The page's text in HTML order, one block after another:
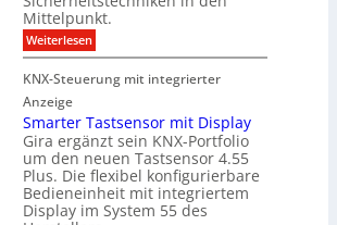
i
M
D
T
c
h
n
o
l
e
s
t
e
k
e
n
n
u
e
r
ö
f
n
e
t
n
e
u
Mittelpunkt.
Weiterlesen:
S
c
e
r
h
e
i
t
s
e
KNX-Steuerung mit integrierter
Anzeige
Smarter Tastsensor mit Display
Gira ergänzt sein KNX-Portfolio
um den neuen Tastsensor 4.55
Plus. Die flexibel konfigurierbare
Bedieneinheit mit integriertem
Display im System 55 des